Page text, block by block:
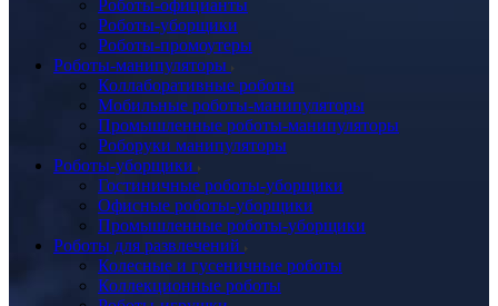
Роботы-официанты
Роботы-уборщики
Роботы-промоутеры
Роботы-манипуляторы
Коллаборативные роботы
Мобильные роботы-манипуляторы
Промышленные роботы-манипуляторы
Роборуки манипуляторы
Роботы-уборщики
Гостиничные роботы-уборщики
Офисные роботы-уборщики
Промышленные роботы-уборщики
Роботы для развлечений
Колесные и гусеничные роботы
Коллекционные роботы